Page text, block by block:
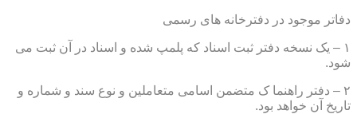
دفاتر موجود در دفترخانه های رسمی
۱ – یک نسخه دفتر ثبت اسناد که پلمپ شده و اسناد در آن ثبت می
شود.
۲ – دفتر راهنما ک متضمن اسامی متعاملین و نوع سند و شماره و
تاریخ آن خواهد بود.